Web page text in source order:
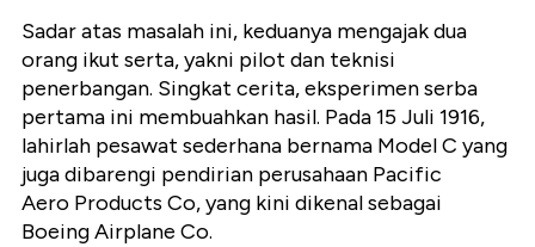
Sadar atas masalah ini, keduanya mengajak dua
orang ikut serta, yakni pilot dan teknisi
penerbangan. Singkat cerita, eksperimen serba
pertama ini membuahkan hasil. Pada 15 Juli 1916,
lahirlah pesawat sederhana bernama Model C yang
juga dibarengi pendirian perusahaan Pacific
Aero Products Co, yang kini dikenal sebagai
Boeing Airplane Co.